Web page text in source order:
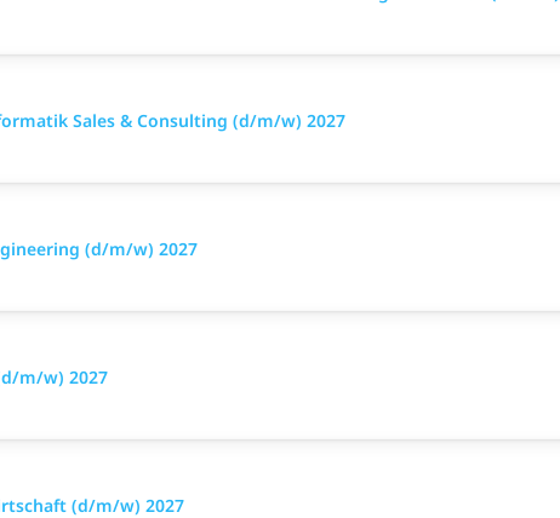
Sales & Consulting (d/m/w) 2027
(d/m/w) 2027
m/w) 2027
(d/m/w) 2027